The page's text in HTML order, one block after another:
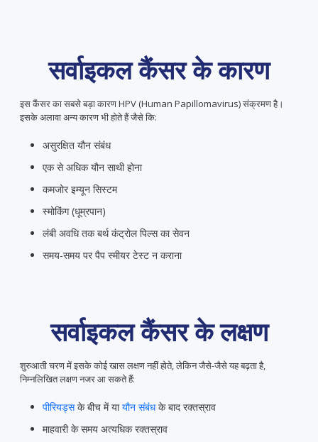
सर्वाइकल कैंसर के कारण
इस कैंसर का सबसे बड़ा कारण HPV (Human Papillomavirus) संक्रमण है।
इसके अलावा अन्य कारण भी होते हैं जैसे कि:
असुरक्षित यौन संबंध
एक से अधिक यौन साथी होना
कमजोर इम्यून सिस्टम
स्मोकिंग (धूम्रपान)
लंबी अवधि तक बर्थ कंट्रोल पिल्स का सेवन
समय-समय पर पैप स्मीयर टेस्ट न कराना
सर्वाइकल कैंसर के लक्षण
शुरुआती चरण में इसके कोई खास लक्षण नहीं होते, लेकिन जैसे-जैसे यह बढ़ता है,
निम्नलिखित लक्षण नजर आ सकते हैं:
पीरियड्सके बीच में यायौन संबंधके बाद रक्तस्राव
माहवारी के समय अत्यधिक रक्तस्राव